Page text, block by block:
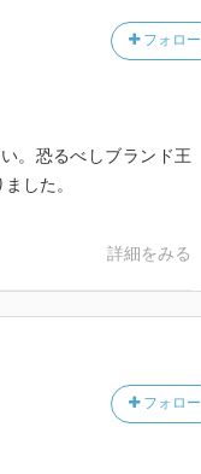
フォロー
。恐るべしブランド王
した。
詳細をみる
フォロー